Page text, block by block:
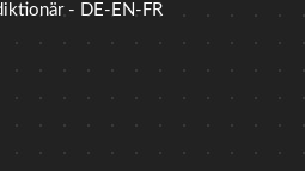
- DE-EN-FR